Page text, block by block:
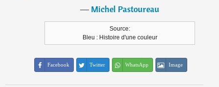
―Michel Pastoureau
Source:
Bleu : Histoire d'une couleur
Facebook Twitter WhatsApp Image